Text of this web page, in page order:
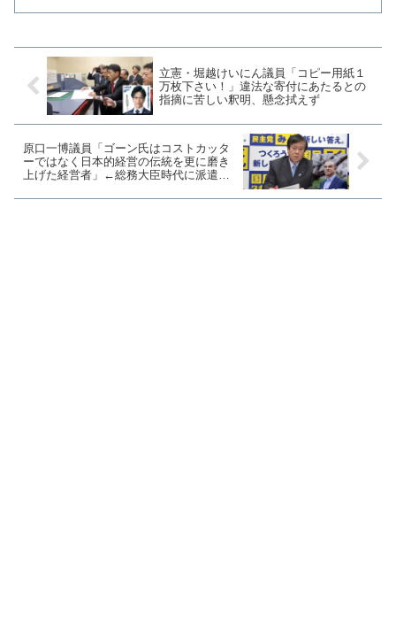
立憲・堀越けいにん議員「コピー用紙１
万枚下さい！」違法な寄付にあたるとの
指摘に苦しい釈明、懸念拭えず
原口一博議員「ゴーン氏はコストカッタ
ーではなく日本的経営の伝統を更に磨き
上げた経営者」←総務大臣時代に派遣村